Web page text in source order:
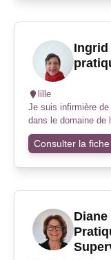
Ingrid
lille
Je suis infirmière
dans le domaine de
Consulter la fiche